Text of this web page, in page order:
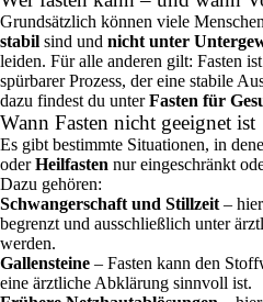
Grundsätzlich können viele
stabil sind und nicht unter
leiden. Für alle anderen gilt: Fasten
spürbarer Prozess, der eine stabile
dazu findest du unterFasten für
Wann Fasten nicht geeignet ist
Es gibt bestimmte Situationen, in
oderHeilfasten nur eingeschränkt
Dazu gehören:
Schwangerschaft und Stillzeit –
begrenzt und ausschließlich unter
werden.
Gallensteine – Fasten kann den
eine ärztliche Abklärung sinnvoll ist.